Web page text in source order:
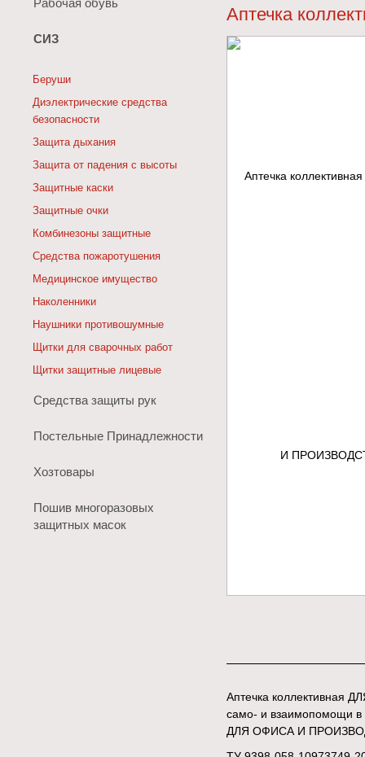
Рабочая обувь
СИЗ
Беруши
Диэлектрические средства
безопасности
Защита дыхания
Защита от падения с высоты
Защитные каски
Защитные очки
Комбинезоны защитные
Средства пожаротушения
Медицинское имущество
Наколенники
Наушники противошумные
Щитки для сварочных работ
Щитки защитные лицевые
Средства защиты рук
Постельные Принадлежности
Хозтовары
Пошив многоразовых
защитных масок
Аптечка
Аптечка коллективная
само- и взаимопомощи в
ДЛЯ ОФИСА И